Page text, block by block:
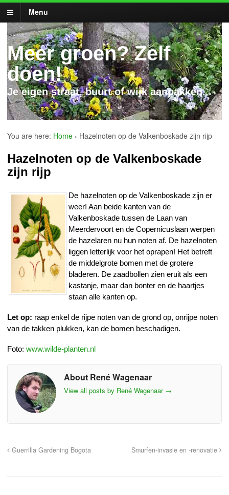
Menu
Meer groen? Zelf
doen!
Je eigen straat, buurt of wijk aanpakken...
You are here: Home › Hazelnoten op de Valkenboskade zijn rijp
Hazelnoten op de Valkenboskade
zijn rijp
De hazelnoten op de Valkenboskade zijn er
weer! Aan beide kanten van de
Valkenboskade tussen de Laan van
Meerdervoort en de Copernicuslaan werpen
de hazelaren nu hun noten af. De hazelnoten
liggen letterlijk voor het oprapen! Het betreft
de middelgrote bomen met de grotere
bladeren. De zaadbollen zien eruit als een
kastanje, maar dan bonter en de haartjes
staan alle kanten op.
Let op: raap enkel de rijpe noten van de grond op, onrijpe noten
van de takken plukken, kan de bomen beschadigen.
Foto: www.wilde-planten.nl
About René Wagenaar
View all posts by René Wagenaar →
Guerrilla Gardening Bogota Smurfen-invasie en -renovatie